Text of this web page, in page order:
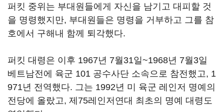
퍼킷 중위는 부대원들에게 자신을 남기고 대피할 것
을 명령했지만, 부대원들은 명령을 거부하고 그를 참
호에서 구해내 함께 퇴각했다.
퍼킷 대령은 이후 1967년 7월31일~1968년 7월3일
베트남전에 육군 101 공수사단 소속으로 참전했고, 1
971년 전역했다. 그는 1992년 미 육군 레인저 명예의
전당에 올랐고, 제75레인저연대 최초의 명예 대령도